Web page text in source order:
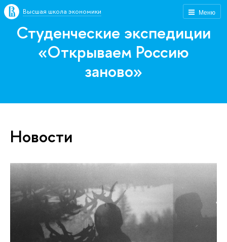
Меню
Высшая школа экономики
Студенческие экспедиции
«Открываем Россию
заново»
Новости